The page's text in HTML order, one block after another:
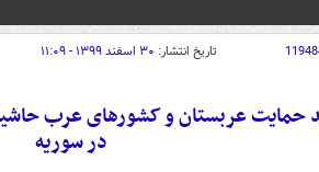
تاریخ انتشار: ۳۰ اسفند ۱۳۹۹ - ۱۱:۰۹
حمایت عربستان و کشورهای عرب
در سوریه